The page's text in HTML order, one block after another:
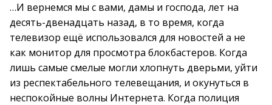
…И вернемся мы с вами, дамы и господа, лет на
десять-двенадцать назад, в то время, когда
телевизор ещё использовался для новостей а не
как монитор для просмотра блокбастеров. Когда
лишь самые смелые могли хлопнуть дверьми, уйти
из респектабельного телевещания, и окунуться в
неспокойные волны Интернета. Когда полиция